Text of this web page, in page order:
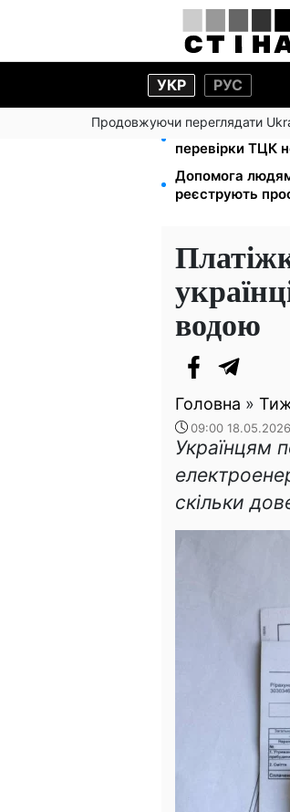
УКР РУС
Продовжуючи переглядати
Цифровізація
перевірки ТЦК
Допомога людям
реєструють
водою
Головна »
09:00 18.05.2026
Українцям
скільки